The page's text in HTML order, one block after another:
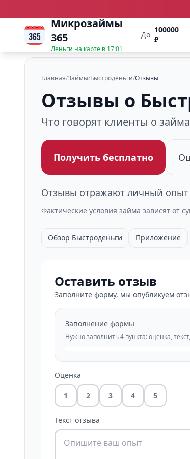
Микрозаймы
365
Деньги на карте в 17:01
До
100000
₽
Главная/Займы/Быстроденьги/Отзывы
Отзывы о
Что говорят клиенты о
Получить бесплатно
Отзывы отражают личный опыт
Фактические условия займа зависят от
Обзор Быстроденьги Приложение
Оставить отзыв
Заполните форму, мы опубликуем
Заполнение формы
Нужно заполнить 4 пункта: оценка,
Оценка
1 2 3 4 5
Текст отзыва